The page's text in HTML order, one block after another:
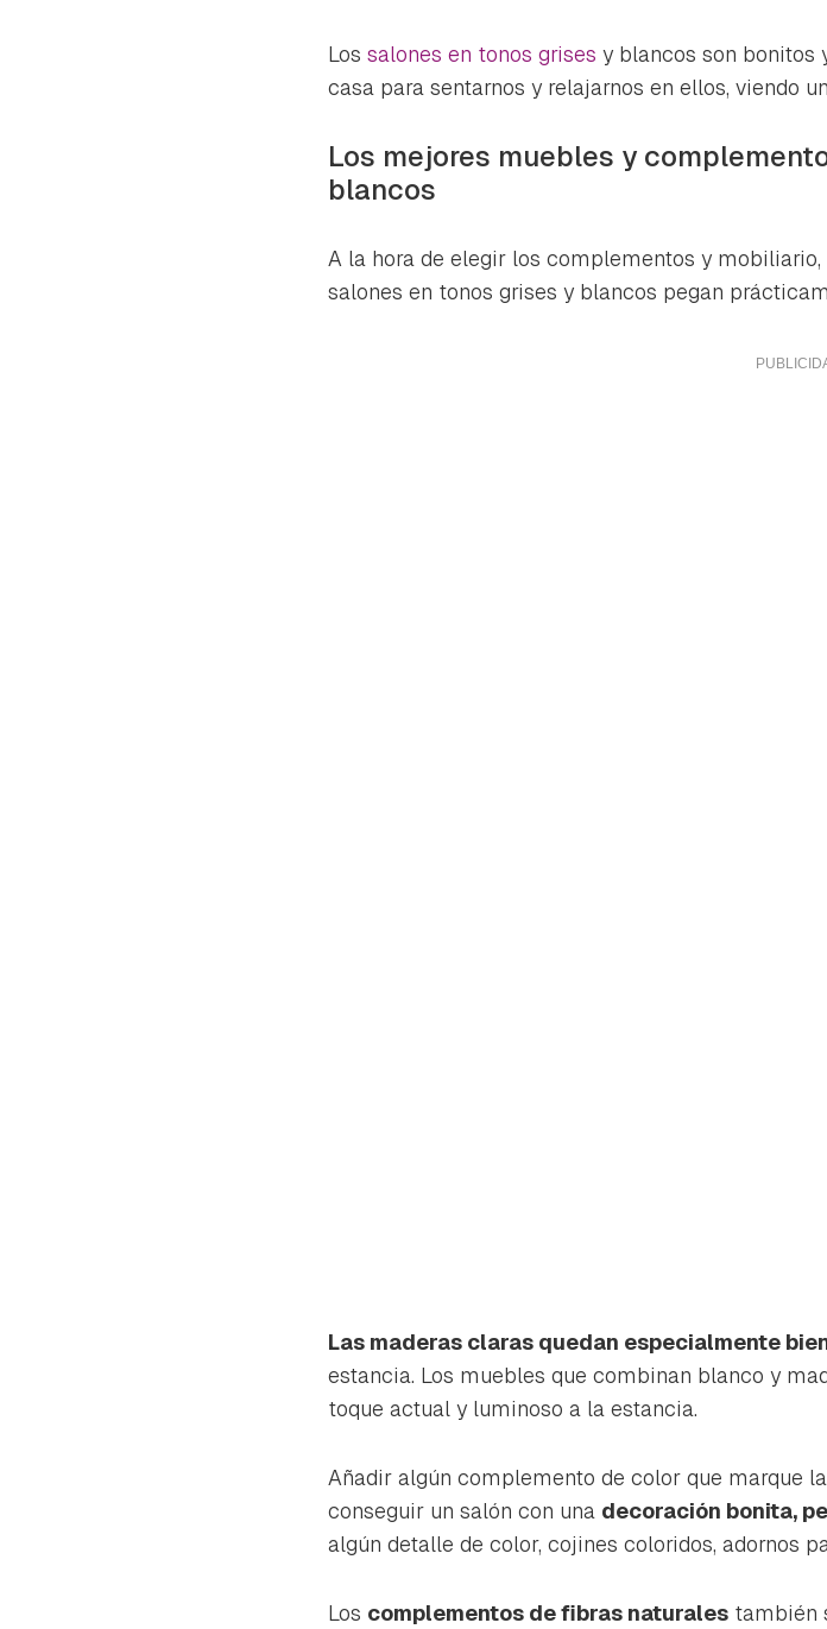
INICIAR SESIÓN
Los salones en tonos grises y blancos son bonitos
casa para sentarnos y relajarnos en ellos, viendo
Los mejores muebles y
blancos
A la hora de elegir los complementos y mobiliario,
salones en tonos grises y blancos pegan
Las maderas claras quedan especialmente
estancia. Los muebles que combinan blanco y
toque actual y luminoso a la estancia.
Añadir algún complemento de color que marque
conseguir un salón con una decoración bonita,
algún detalle de color, cojines coloridos, adornos
Los complementos de fibras naturales también